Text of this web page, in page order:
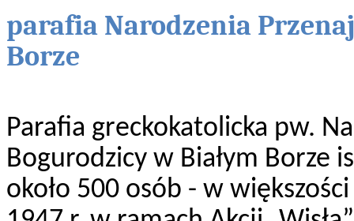
parafia Narodzenia
Borze
Parafia greckokatolicka pw.
Bogurodzicy w Białym Borze
około 500 osób - w